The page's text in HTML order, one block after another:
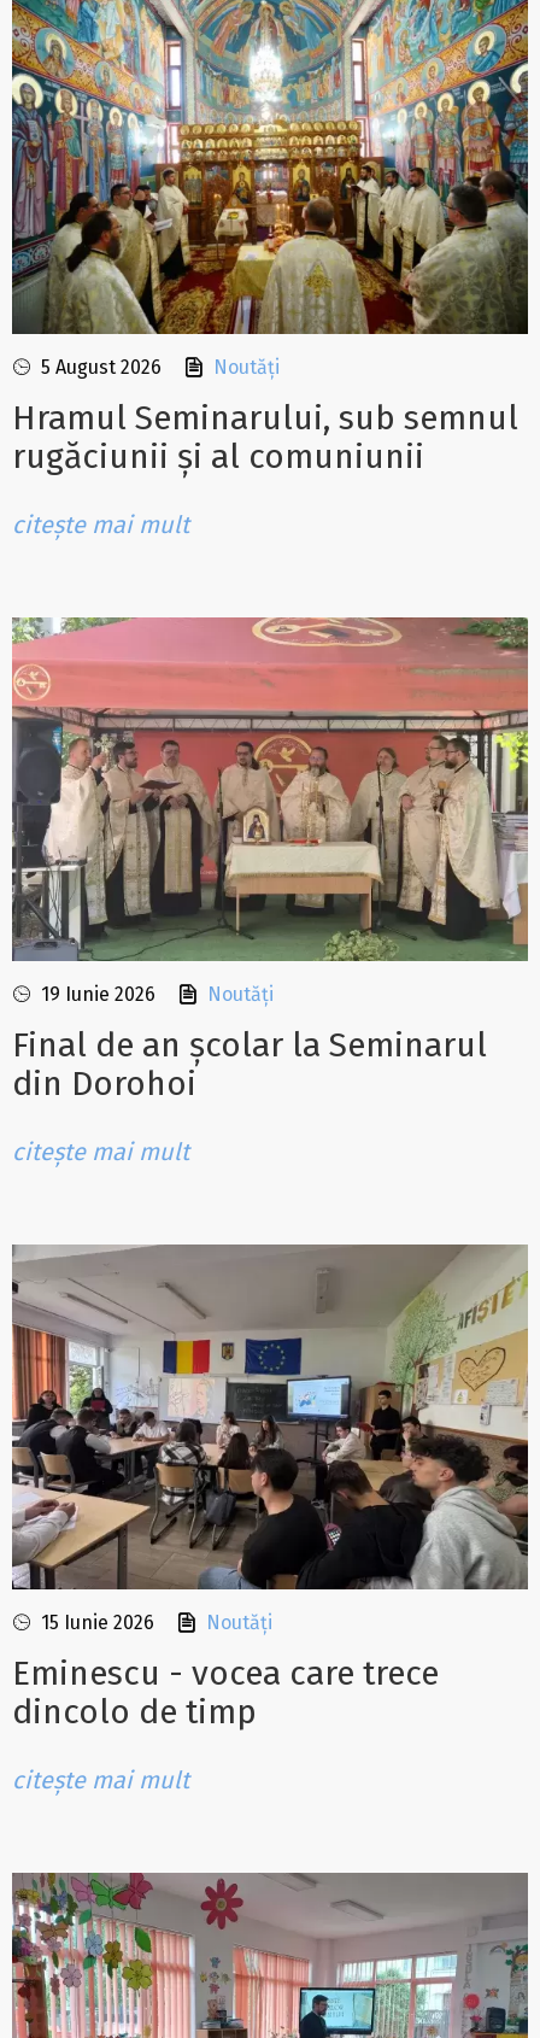
5 August 2026 Noutăți
Hramul Seminarului, sub semnul
rugăciunii și al comuniunii
citește mai mult
19 Iunie 2026 Noutăți
Final de an școlar la Seminarul
din Dorohoi
citește mai mult
15 Iunie 2026 Noutăți
Eminescu - vocea care trece
dincolo de timp
citește mai mult